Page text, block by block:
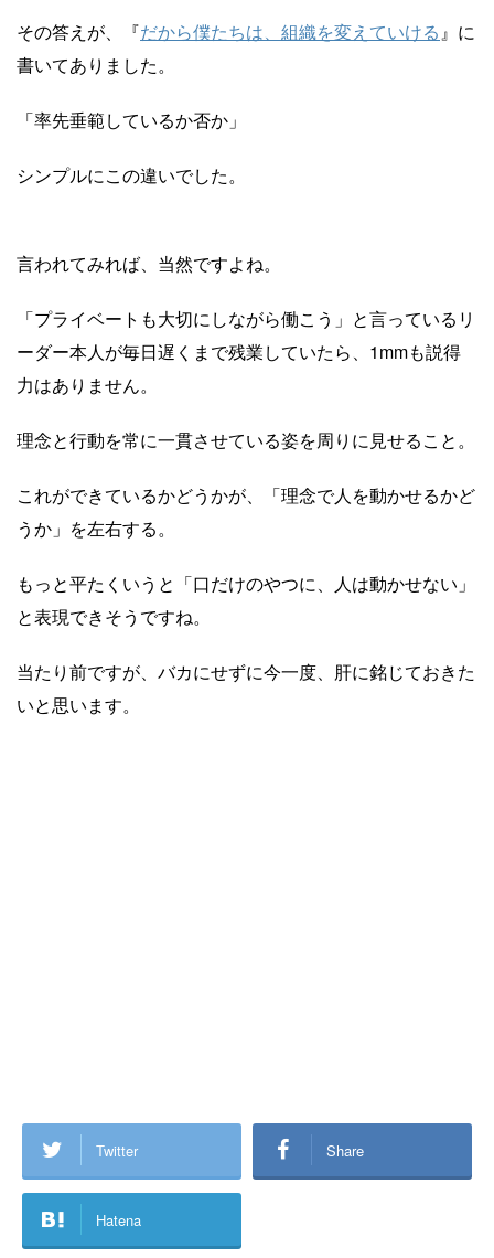
その答えが、『だから僕たちは、組織を変えていける』に
書いてありました。
「率先垂範しているか否か」
シンプルにこの違いでした。
言われてみれば、当然ですよね。
「プライベートも大切にしながら働こう」と言っているリ
ーダー本人が毎日遅くまで残業していたら、1mmも説得
力はありません。
理念と行動を常に一貫させている姿を周りに見せること。
これができているかどうかが、「理念で人を動かせるかど
うか」を左右する。
もっと平たくいうと「口だけのやつに、人は動かせない」
と表現できそうですね。
当たり前ですが、バカにせずに今一度、肝に銘じておきた
いと思います。
Twitter Share
Hatena